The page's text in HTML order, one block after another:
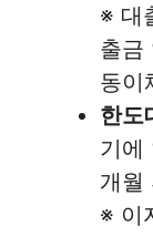
※ 대
출금
동이
한도
기에
개월
※ 이